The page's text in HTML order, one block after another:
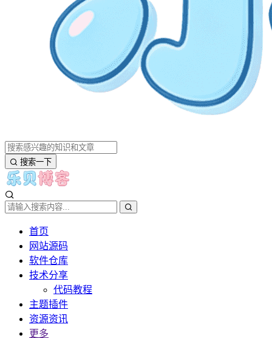
搜索一下
首页
网站源码
软件仓库
技术分享
代码教程
主题插件
资源资讯
更多